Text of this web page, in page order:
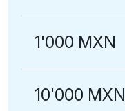
1'000 MXN
10'000 MXN